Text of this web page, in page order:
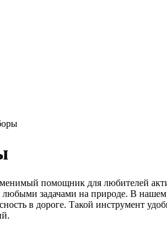
помощник для любителей
любыми задачами на природе. В
в дороге. Такой инструмент